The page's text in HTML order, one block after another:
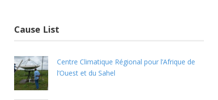
Cause List
Centre Climatique Régional pour l’Afrique de
l’Ouest et du Sahel